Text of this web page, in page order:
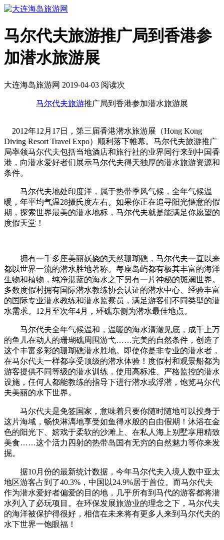
马尔代夫旅游推广局到香港参
加潜水旅游展
大连海岛旅游网 2019-04-03 阅读次
马尔代夫旅游推广局到香港参加潜水旅游展
2012年12月17日，第三届香港潜水旅游展（Hong Kong
Diving Resort Travel Expo）顺利落下帷幕。马尔代夫旅游推广
局率领马尔代夫包括当地酒店和旅行社的业界同行来到中国香
港，向潜水爱好者们展示马尔代夫得天独厚的潜水旅游资源和
条件。
马尔代夫地处印度洋，属于热带季风气候，全年气候温
暖，年平均气温28摄氏度左右。如果你正在追寻阳光惬意的假
期，探索世界最美的潜水地标，马尔代夫就是能满足你愿望的
度假天堂！
拥有一千多座美丽妖娆的天然珊瑚礁，马尔代夫一直以来
都以世界一流的潜水胜地著称。每座岛屿都有极其丰富的海洋
生物和植物，纯净湛蓝的海水之下另有一片神秘的斑斓世界。
多数度假村拥有国际潜水教练协会认证的潜水中心、经验丰富
的国际专业潜水教练和潜水监察员，满足游客们不同类型的潜
水需求。12月至次年4月，环礁东侧为潜水最佳地点。
马尔代夫全年气候温和，温暖的海水清澈见底，成千上万
的鱼儿在动人的珊瑚礁周围游弋……完美的自然条件，创造了
这个丰富多彩的珊瑚礁潜水胜地。即使你是非专业的潜水者，
在马尔代夫一样都享受顶级的潜水体验！度假村和观景船都为
游客提供不同等级的潜水训练，使用高标准、严格监控的潜水
设施，任何人都能教练的指导下进行潜水或浮潜，饱览马尔代
夫美丽的水下世界。
马尔代夫是免签国家，意味着只要你随时随地可以投身于
这片海域，畅快淋漓地享受如鱼得水般的自由假期！沐浴在金
色的阳光下、嬉戏于柔软的沙滩上、在私人海上别墅享用精致
美食……这个活力四射的热带岛国有无穷的自然魅力等你来发
掘。
据10月份的最新统计数据，今年马尔代夫入境人数中亚太
地区游客占到了40.3%，中国以24.9%居于首位。而马尔代夫
作为潜水爱好者偏爱的目的地，几乎所有到马代的游客都将潜
水列入了必玩项目。在环保发展旅游业的理念之下，马尔代夫
的海洋被保护得很好，相信在未来将有更多人来到马尔代夫的
水下世界一饱眼福！